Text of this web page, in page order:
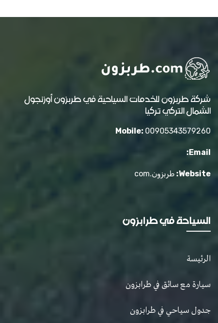
شركة طربزون للخدمات السياحية في طربزون أوزنجول
الشمال التركي تركيا
Mobile: 00905343579260
Email:
Website: طربزون.com
السياحة في طرابزون
الرئيسة
سيارة مع سائق في طرابزون
جدول سياحي في طرابزون